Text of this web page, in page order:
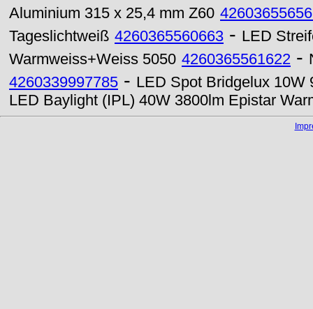
Aluminium 315 x 25,4 mm Z60
Tageslichtweiß 4260365560663 - LED
Warmweiss+Weiss 5050 4260365561622 -
4260339997785 - LED Spot Bridgelux 10W
LED Baylight (IPL) 40W 3800lm Epistar